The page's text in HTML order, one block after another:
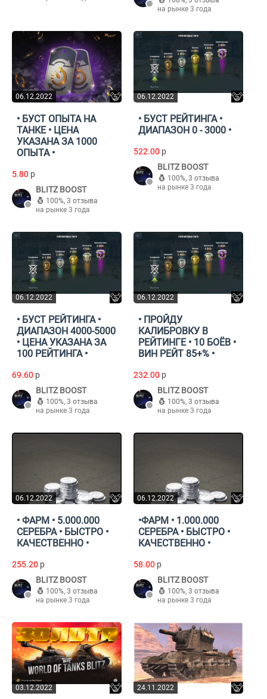
на рынке 3 года
06.12.2022
• БУСТ ОПЫТА НА
ТАНКЕ • ЦЕНА
УКАЗАНА ЗА 1000
ОПЫТА •
5.80 p
BLITZ BOOST
100%, 3 отзыва
на рынке 3 года
06.12.2022
• БУСТ РЕЙТИНГА •
ДИАПАЗОН 0 - 3000 •
522.00 p
BLITZ BOOST
100%, 3 отзыва
на рынке 3 года
06.12.2022
• БУСТ РЕЙТИНГА •
ДИАПАЗОН 4000-5000
• ЦЕНА УКАЗАНА ЗА
100 РЕЙТИНГА •
69.60 p
BLITZ BOOST
100%, 3 отзыва
на рынке 3 года
06.12.2022
• ПРОЙДУ
КАЛИБРОВКУ В
РЕЙТИНГЕ • 10 БОЁВ •
ВИН РЕЙТ 85+% •
232.00 p
BLITZ BOOST
100%, 3 отзыва
на рынке 3 года
06.12.2022
• ФАРМ • 5.000.000
СЕРЕБРА • БЫСТРО •
КАЧЕСТВЕННО •
255.20 p
BLITZ BOOST
100%, 3 отзыва
на рынке 3 года
06.12.2022
•ФАРМ • 1.000.000
СЕРЕБРА • БЫСТРО •
КАЧЕСТВЕННО •
58.00 p
BLITZ BOOST
100%, 3 отзыва
на рынке 3 года
03.12.2022 24.11.2022